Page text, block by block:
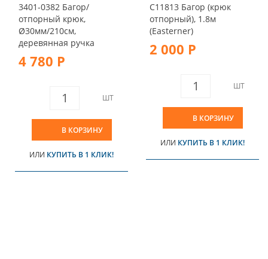
3401-0382 Багор/
отпорный крюк,
Ø30мм/210см,
деревянная ручка
4 780 Р
ШТ
В КОРЗИНУ
ИЛИ КУПИТЬ В 1 КЛИК!
C11813 Багор (крюк
отпорный), 1.8м
(Easterner)
2 000 Р
ШТ
В КОРЗИНУ
ИЛИ КУПИТЬ В 1 КЛИК!